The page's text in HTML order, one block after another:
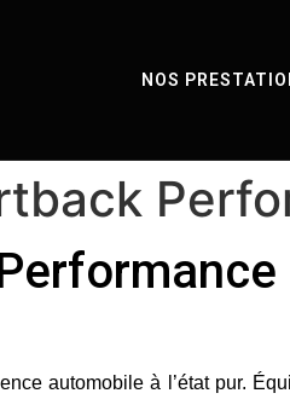
NOS
automobile à l’état pur.